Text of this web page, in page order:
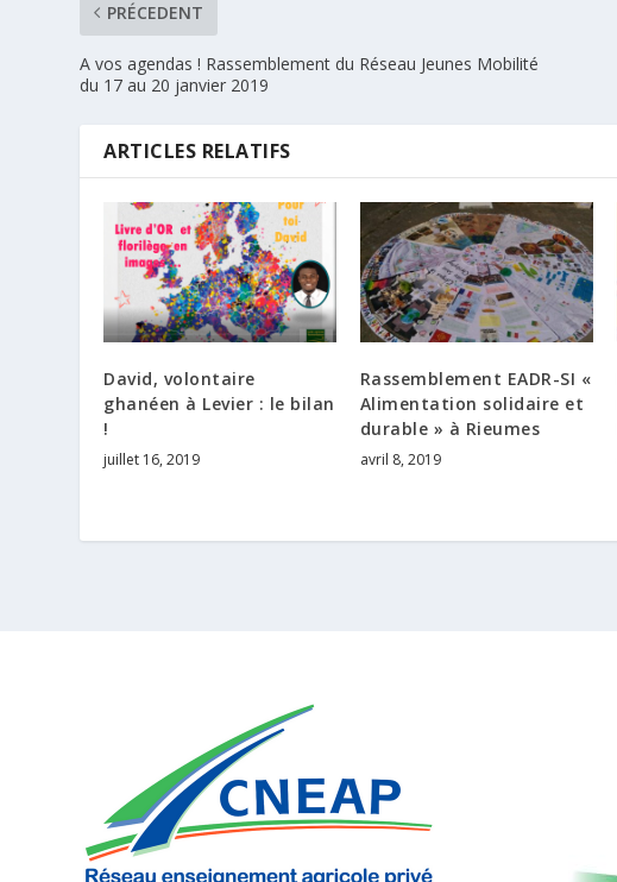
PRÉCEDENT
A vos agendas ! Rassemblement du Réseau Jeunes Mobilité
du 17 au 20 janvier 2019
ARTICLES RELATIFS
David, volontaire
ghanéen à Levier : le bilan
!
juillet 16, 2019
Rassemblement EADR-SI «
Alimentation solidaire et
durable » à Rieumes
avril 8, 2019